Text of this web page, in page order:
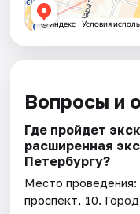
Вопросы и
Где пройдет
расширенная
Петербургу?
Место проведения:
проспект, 10.